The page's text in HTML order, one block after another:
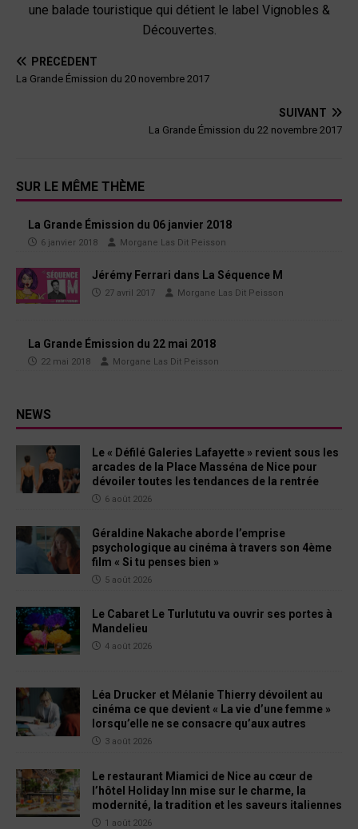
une balade touristique qui détient le label Vignobles &
Découvertes.
PRÉCÉDENT
La Grande Émission du 20 novembre 2017
SUIVANT
La Grande Émission du 22 novembre 2017
SUR LE MÊME THÈME
La Grande Émission du 06 janvier 2018
6 janvier 2018 Morgane Las Dit Peisson
Jérémy Ferrari dans La Séquence M
27 avril 2017 Morgane Las Dit Peisson
La Grande Émission du 22 mai 2018
22 mai 2018 Morgane Las Dit Peisson
NEWS
Le « Défilé Galeries Lafayette » revient sous les
arcades de la Place Masséna de Nice pour
dévoiler toutes les tendances de la rentrée
6 août 2026
Géraldine Nakache aborde l’emprise
psychologique au cinéma à travers son 4ème
film « Si tu penses bien »
5 août 2026
Le Cabaret Le Turlututu va ouvrir ses portes à
Mandelieu
4 août 2026
Léa Drucker et Mélanie Thierry dévoilent au
cinéma ce que devient « La vie d’une femme »
lorsqu’elle ne se consacre qu’aux autres
3 août 2026
Le restaurant Miamici de Nice au cœur de
l’hôtel Holiday Inn mise sur le charme, la
modernité, la tradition et les saveurs italiennes
1 août 2026